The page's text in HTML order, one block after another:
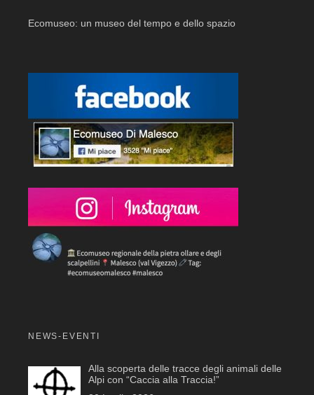
Ecomuseo: un museo del tempo e dello spazio
NEWS-EVENTI
Alla scoperta delle tracce degli animali delle
Alpi con “Caccia alla Traccia!”